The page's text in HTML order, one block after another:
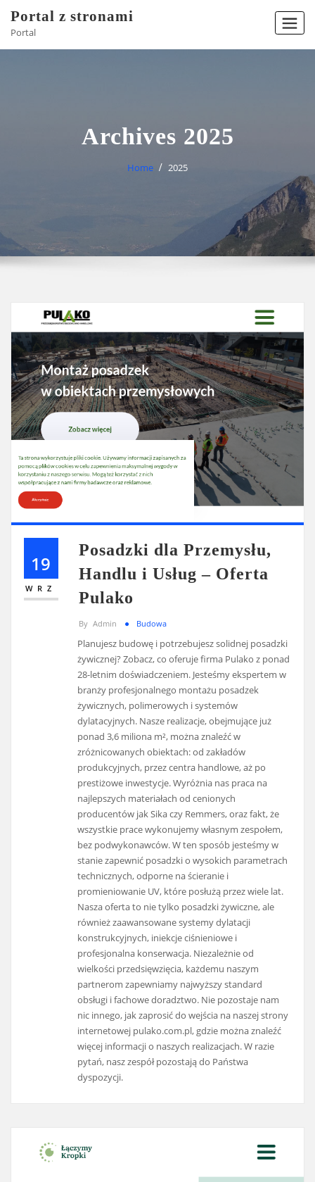
content
Portal z stronami
Portal
Archives 2025
Home 2025
19
WRZ
Posadzki dla Przemysłu,
Handlu i Usług – Oferta
Pulako
By Admin Budowa
Planujesz budowę i potrzebujesz solidnej posadzki
żywicznej? Zobacz, co oferuje firma Pulako z ponad
28-letnim doświadczeniem. Jesteśmy ekspertem w
branży profesjonalnego montażu posadzek
żywicznych, polimerowych i systemów
dylatacyjnych. Nasze realizacje, obejmujące już
ponad 3,6 miliona m², można znaleźć w
zróżnicowanych obiektach: od zakładów
produkcyjnych, przez centra handlowe, aż po
prestiżowe inwestycje. Wyróżnia nas praca na
najlepszych materiałach od cenionych
producentów jak Sika czy Remmers, oraz fakt, że
wszystkie prace wykonujemy własnym zespołem,
bez podwykonawców. W ten sposób jesteśmy w
stanie zapewnić posadzki o wysokich parametrach
technicznych, odporne na ścieranie i
promieniowanie UV, które posłużą przez wiele lat.
Nasza oferta to nie tylko posadzki żywiczne, ale
również zaawansowane systemy dylatacji
konstrukcyjnych, iniekcje ciśnieniowe i
profesjonalna konserwacja. Niezależnie od
wielkości przedsięwzięcia, każdemu naszym
partnerom zapewniamy najwyższy standard
obsługi i fachowe doradztwo. Nie pozostaje nam
nic innego, jak zaprosić do wejścia na naszej strony
internetowej pulako.com.pl, gdzie można znaleźć
więcej informacji o naszych realizacjach. W razie
pytań, nasz zespół pozostają do Państwa
dyspozycji.